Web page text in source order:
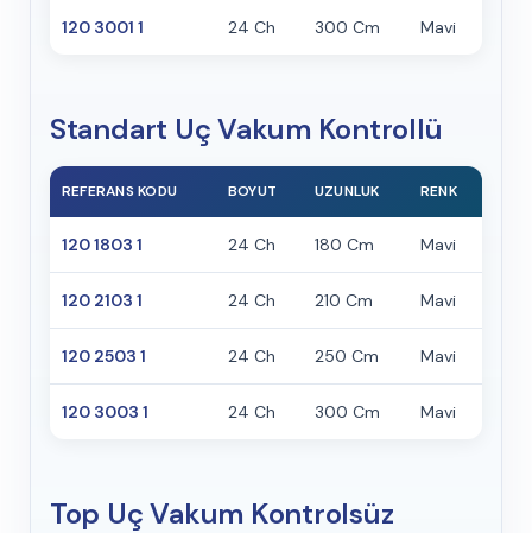
120 3001 1 24 Ch 300 Cm Mavi
Standart Uç Vakum Kontrollü
REFERANS KODU BOYUT UZUNLUK RENK
120 1803 1 24 Ch 180 Cm Mavi
120 2103 1 24 Ch 210 Cm Mavi
120 2503 1 24 Ch 250 Cm Mavi
120 3003 1 24 Ch 300 Cm Mavi
Top Uç Vakum Kontrolsüz